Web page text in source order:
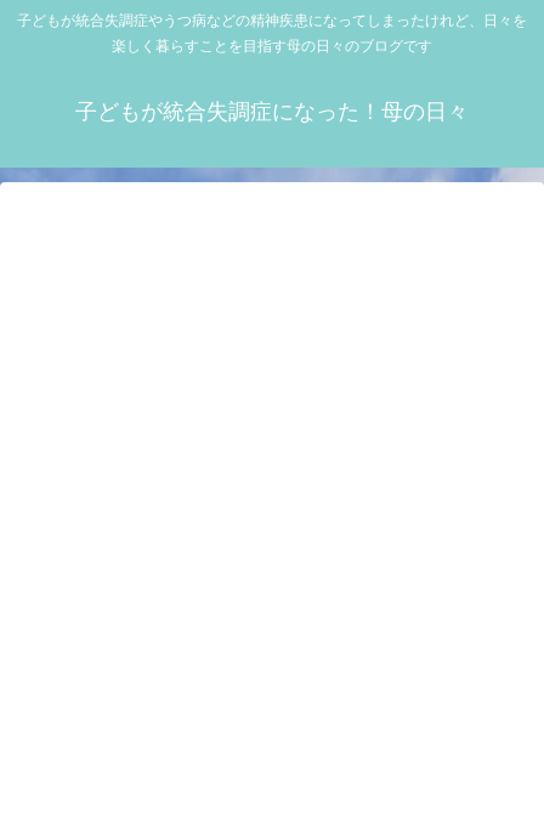
子どもが統合失調症やうつ病などの精神疾患になってしまったけれど、日々を
楽しく暮らすことを目指す母の日々のブログです
子どもが統合失調症になった！母の日々